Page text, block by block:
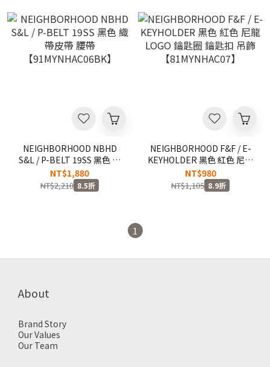
NEIGHBORHOOD NBHD
S&L / P-BELT 19SS 黑色 織
帶皮帶 腰帶
【91MYNHAC06BK】
NT$1,880
NT$2,210 8.5折
NEIGHBORHOOD F&F / E-
KEYHOLDER 黑色 紅色 尼龍
LOGO 鑰匙圈 鑰匙扣 吊飾
【81MYNHAC07】
NT$980
NT$1,105 8.9折
1
About
Brand Story
Our Values
Our Team